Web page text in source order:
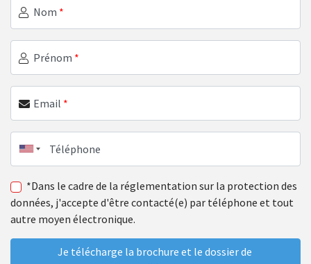
Nom *
Prénom *
Email *
Téléphone
*Dans le cadre de la réglementation sur la protection des
données, j'accepte d'être contacté(e) par téléphone et tout
autre moyen électronique.